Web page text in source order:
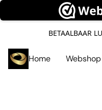
BETAALBAAR
Home Webshop